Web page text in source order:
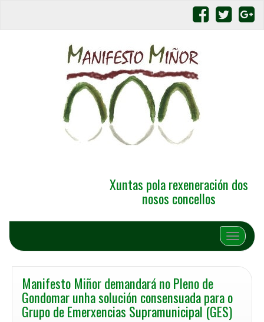
Xuntas pola rexeneración dos
nosos concellos
Alternar
Manifesto Miñor demandará no Pleno de
Gondomar unha solución consensuada para o
Grupo de Emerxencias Supramunicipal (GES)